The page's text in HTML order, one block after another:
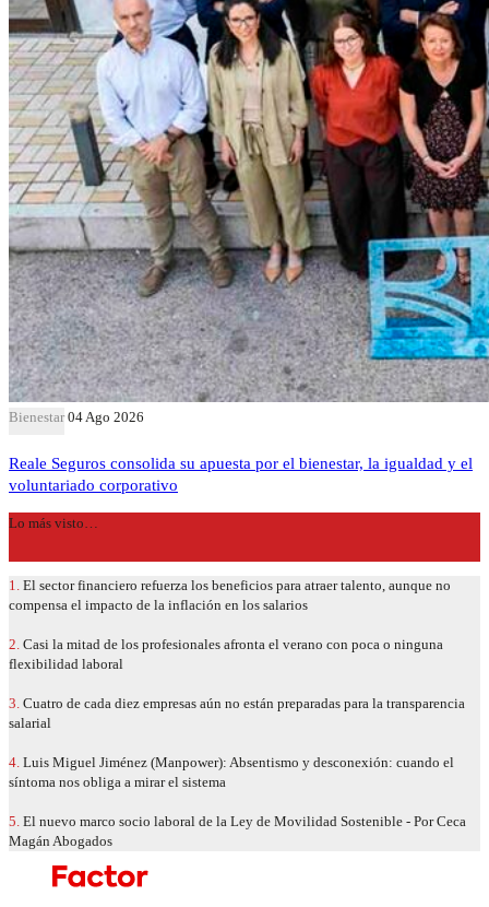
Bienestar 04 Ago 2026
Reale Seguros consolida su apuesta por el bienestar, la igualdad y el
voluntariado corporativo
Lo más visto…
1. El sector financiero refuerza los beneficios para atraer talento, aunque no
compensa el impacto de la inflación en los salarios
2. Casi la mitad de los profesionales afronta el verano con poca o ninguna
flexibilidad laboral
3. Cuatro de cada diez empresas aún no están preparadas para la transparencia
salarial
4. Luis Miguel Jiménez (Manpower): Absentismo y desconexión: cuando el
síntoma nos obliga a mirar el sistema
5. El nuevo marco socio laboral de la Ley de Movilidad Sostenible - Por Ceca
Magán Abogados